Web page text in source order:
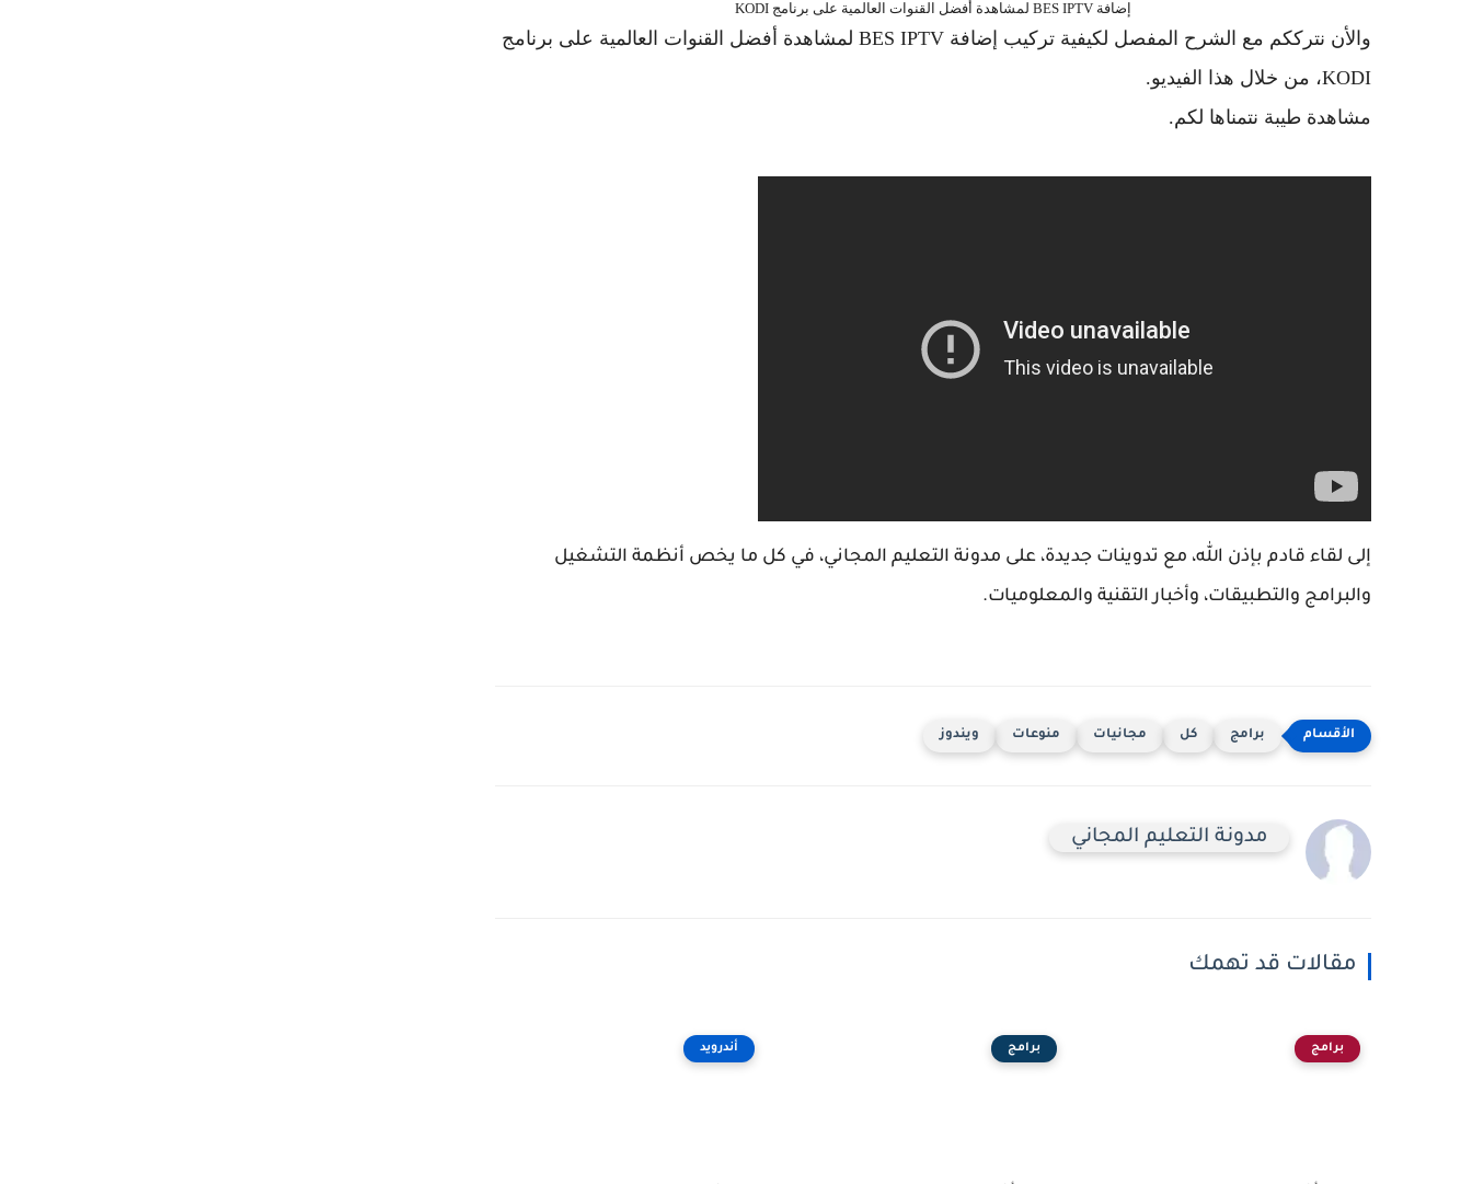
إضافة BES IPTV لمشاهدة أفضل القنوات العالمية على برنامج KODI
والأن نترككم مع الشرح المفصل لكيفية تركيب إضافة BES IPTV لمشاهدة أفضل القنوات العالمية على برنامج
KODI، من خلال هذا الفيديو.
مشاهدة طيبة نتمناها لكم.
إلى لقاء قادم بإذن الله، مع تدوينات جديدة، على مدونة التعليم المجاني، في كل ما يخص أنظمة التشغيل
والبرامج والتطبيقات، وأخبار التقنية والمعلوميات.
برامج كل مجانيات منوعات ويندوز
مدونة التعليم المجاني
مقالات قد تهمك
برامج برامج أندرويد